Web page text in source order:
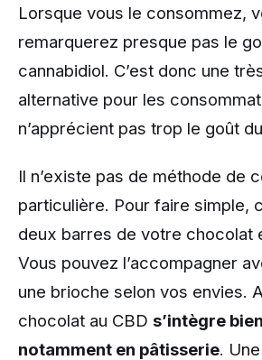
Lorsque vous le consommez,
remarquerez presque pas le
cannabidiol. C’est donc une
alternative pour les
n’apprécient pas trop le goût
Il n’existe pas de méthode de
particulière. Pour faire simple,
deux barres de votre chocolat
Vous pouvez l’accompagner
une brioche selon vos envies.
chocolat au CBD s’intègre
notamment en pâtisserie.